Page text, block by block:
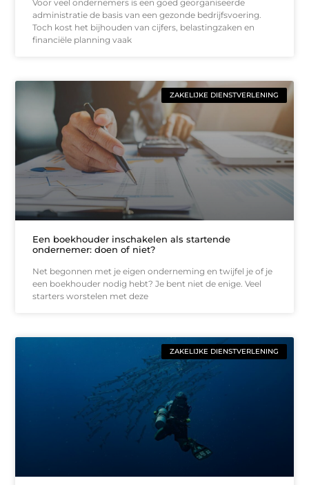
Voor veel ondernemers is een goed georganiseerde
administratie de basis van een gezonde bedrijfsvoering.
Toch kost het bijhouden van cijfers, belastingzaken en
financiële planning vaak
ZAKELIJKE DIENSTVERLENING
Een boekhouder inschakelen als startende
ondernemer: doen of niet?
Net begonnen met je eigen onderneming en twijfel je of je
een boekhouder nodig hebt? Je bent niet de enige. Veel
starters worstelen met deze
ZAKELIJKE DIENSTVERLENING